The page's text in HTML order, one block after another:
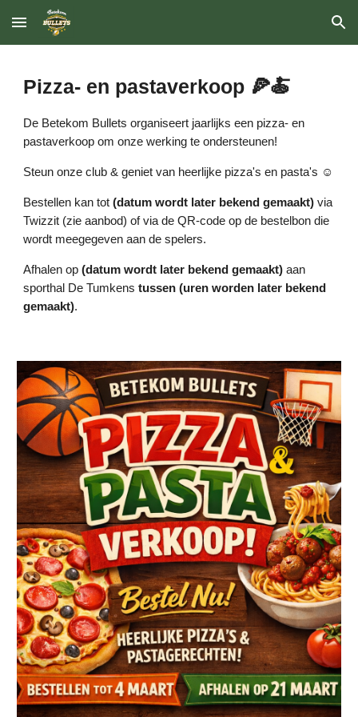
Skip to main content Skip to navigation
Pizza- en pastaverkoop 🍕🍝
De Betekom Bullets organiseert jaarlijks een pizza- en
pastaverkoop om onze werking te ondersteunen!
Steun onze club & geniet van heerlijke pizza's en pasta's ☺️
Bestellen kan tot(datum wordt later bekend gemaakt) via
Twizzit (zie aanbod) of via de QR-code op de bestelbon die
wordt meegegeven aan de spelers.
Afhalen op(datum wordt later bekend gemaakt) aan
sporthal De Tumkenstussen (uren worden later bekend
gemaakt).